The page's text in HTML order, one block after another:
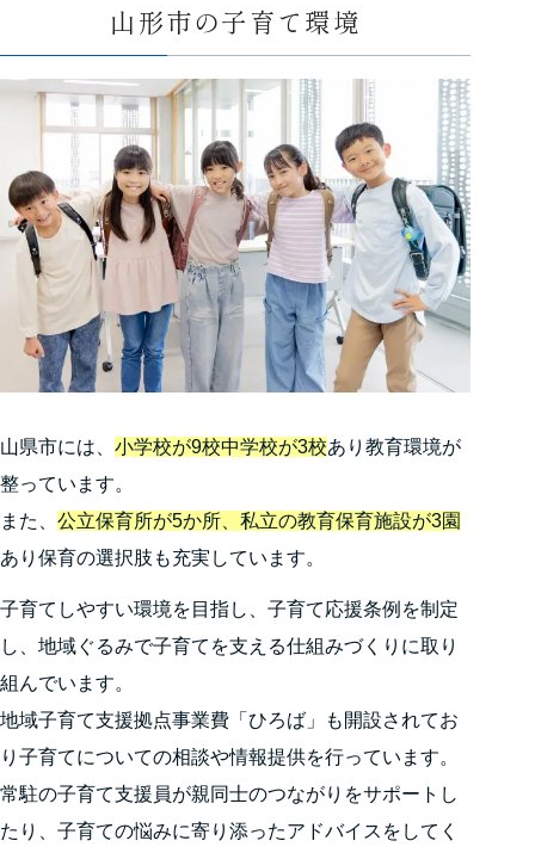
山形市の子育て環境
山県市には、 小学校が9校中学校が3校あり教育環境が
整っています。
また、 公立保育所が5か所、私立の教育保育施設が3園
あり保育の選択肢も充実しています。
子育てしやすい環境を目指し、子育て応援条例を制定
し、地域ぐるみで子育てを支える仕組みづくりに取り
組んでいます。
地域子育て支援拠点事業費「ひろば」も開設されてお
り子育てについての相談や情報提供を行っています。
常駐の子育て支援員が親同士のつながりをサポートし
たり、子育ての悩みに寄り添ったアドバイスをしてく